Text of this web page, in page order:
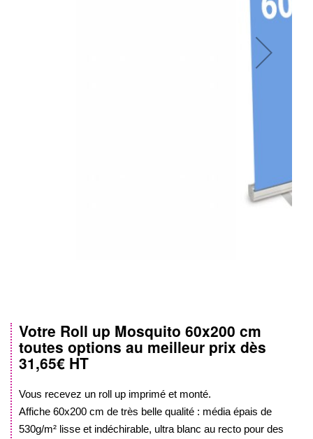
Skip
to
the
beginning
of
the
images
gallery
Votre Roll up Mosquito 60x200 cm
toutes options au meilleur prix dès
31,65€ HT
Vous recevez un roll up imprimé et monté.
Affiche 60x200 cm de très belle qualité : média épais de
530g/m² lisse et indéchirable, ultra blanc au recto pour des